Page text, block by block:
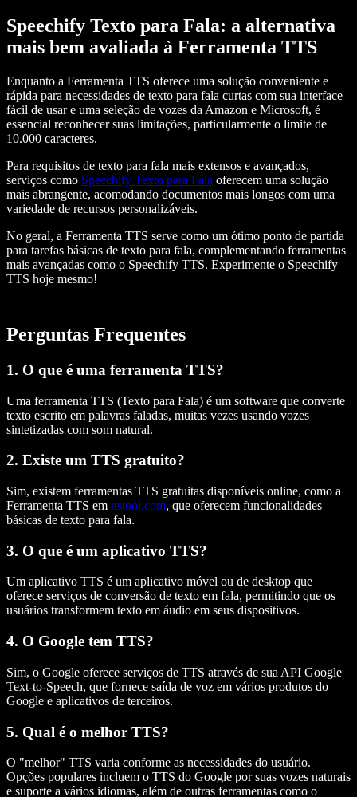
Speechify Texto para Fala: a alternativa
mais bem avaliada à Ferramenta TTS
Enquanto a Ferramenta TTS oferece uma solução conveniente e
rápida para necessidades de texto para fala curtas com sua interface
fácil de usar e uma seleção de vozes da Amazon e Microsoft, é
essencial reconhecer suas limitações, particularmente o limite de
10.000 caracteres.
Para requisitos de texto para fala mais extensos e avançados,
serviços como Speechify Texto para Fala oferecem uma solução
mais abrangente, acomodando documentos mais longos com uma
variedade de recursos personalizáveis.
No geral, a Ferramenta TTS serve como um ótimo ponto de partida
para tarefas básicas de texto para fala, complementando ferramentas
mais avançadas como o Speechify TTS. Experimente o Speechify
TTS hoje mesmo!
Perguntas Frequentes
1. O que é uma ferramenta TTS?
Uma ferramenta TTS (Texto para Fala) é um software que converte
texto escrito em palavras faladas, muitas vezes usando vozes
sintetizadas com som natural.
2. Existe um TTS gratuito?
Sim, existem ferramentas TTS gratuitas disponíveis online, como a
Ferramenta TTS em ttstool.com, que oferecem funcionalidades
básicas de texto para fala.
3. O que é um aplicativo TTS?
Um aplicativo TTS é um aplicativo móvel ou de desktop que
oferece serviços de conversão de texto em fala, permitindo que os
usuários transformem texto em áudio em seus dispositivos.
4. O Google tem TTS?
Sim, o Google oferece serviços de TTS através de sua API Google
Text-to-Speech, que fornece saída de voz em vários produtos do
Google e aplicativos de terceiros.
5. Qual é o melhor TTS?
O "melhor" TTS varia conforme as necessidades do usuário.
Opções populares incluem o TTS do Google por suas vozes naturais
e suporte a vários idiomas, além de outras ferramentas como o